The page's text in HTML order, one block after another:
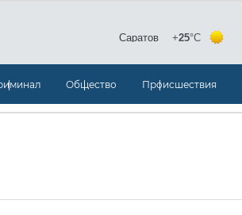
Общество Происшествия